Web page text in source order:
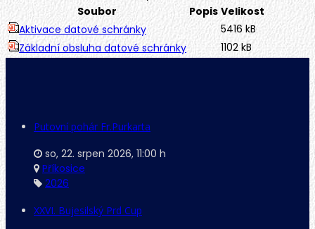
Soubor
Popis Velikost
Aktivace datové schránky
5416 kB
Základní obsluha datové schránky
1102 kB
Putovní pohár Fr.Purkarta
so, 22. srpen 2026, 11:00 h
Příkosice
2026
XXVI. Bujesilský Prd Cup